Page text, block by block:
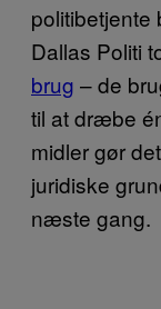
Dallas Politi
brug – de
til at dræbe
midler gør
juridiske
næste gang.